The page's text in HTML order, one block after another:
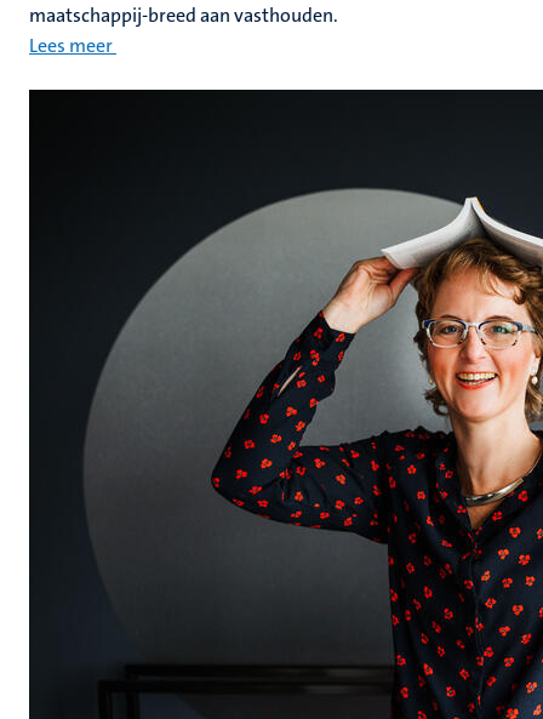
maatschappij-breed aan vasthouden.
Lees meer